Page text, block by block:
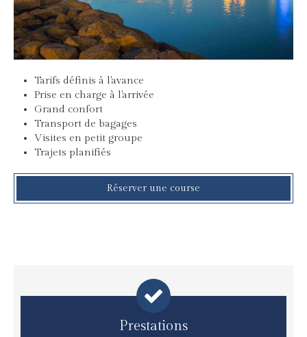
Tarifs définis à l'avance
Prise en charge à l'arrivée
Grand confort
Transport de bagages
Visites en petit groupe
Trajets planifiés
Réserver une course
Prestations